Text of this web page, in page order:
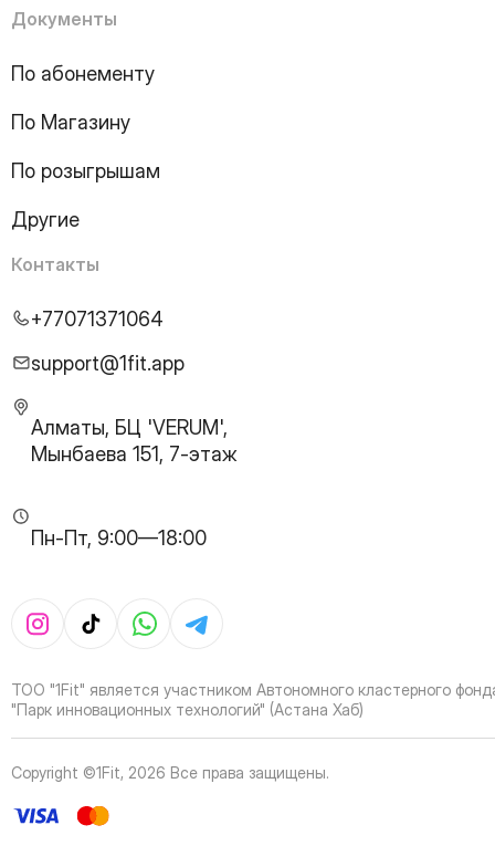
Документы
По абонементу
По Магазину
По розыгрышам
Другие
Контакты
+77071371064
support@1fit.app
Алматы, БЦ 'VERUM',
Мынбаева 151, 7-этаж
Пн-Пт, 9:00—18:00
ТОО "1Fit" является участником Автономного кластерного
"Парк инновационных технологий" (Астана Хаб)
Copyright ©1Fit, 2026 Все права защищены.